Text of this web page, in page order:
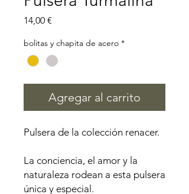
14,00 €
bolitas y chapita de acero *
Agregar al carrito
Pulsera de la colección renacer.
La conciencia, el amor y la
naturaleza rodean a esta pulsera
única y especial.